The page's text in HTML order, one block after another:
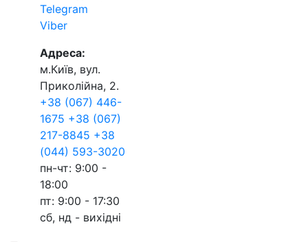
Telegram
Viber
Адреса:
м.Київ, вул.
Приколійна, 2.
+38 (067) 446-
1675 +38 (067)
217-8845 +38
(044) 593-3020
пн-чт: 9:00 -
18:00
пт: 9:00 - 17:30
сб, нд - вихідні